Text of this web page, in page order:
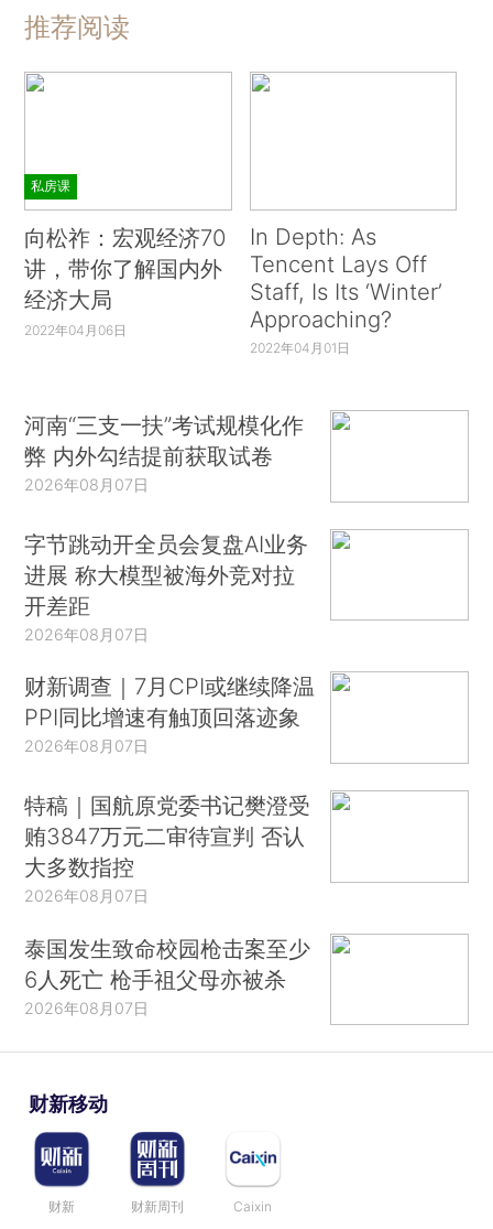
推荐阅读
私房课
向松祚：宏观经济70
讲，带你了解国内外
经济大局
2022年04月06日
In Depth: As
Tencent Lays Off
Staff, Is Its ‘Winter’
Approaching?
2022年04月01日
河南“三支一扶”考试规模化作
弊 内外勾结提前获取试卷
2026年08月07日
字节跳动开全员会复盘AI业务
进展 称大模型被海外竞对拉
开差距
2026年08月07日
财新调查｜7月CPI或继续降温
PPI同比增速有触顶回落迹象
2026年08月07日
特稿｜国航原党委书记樊澄受
贿3847万元二审待宣判 否认
大多数指控
2026年08月07日
泰国发生致命校园枪击案至少
6人死亡 枪手祖父母亦被杀
2026年08月07日
财新移动
财新 财新周刊 Caixin